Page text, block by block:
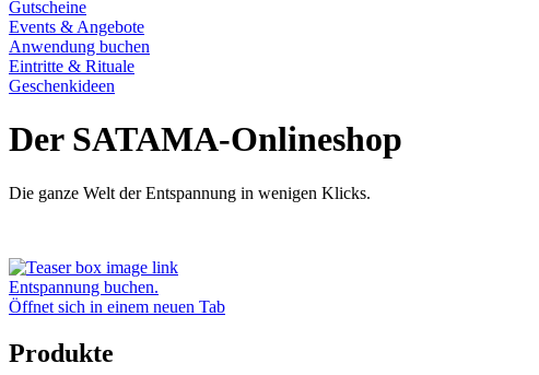
Gutscheine
Events & Angebote
Anwendung buchen
Eintritte & Rituale
Geschenkideen
Der SATAMA-Onlineshop
Die ganze Welt der Entspannung in wenigen Klicks.
Entspannung buchen.
Öffnet sich in einem neuen Tab
Produkte